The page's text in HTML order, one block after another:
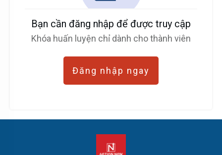
Bạn cần đăng nhập để được truy cập
Khóa huấn luyện chỉ dành cho thành viên
Đăng nhập ngay